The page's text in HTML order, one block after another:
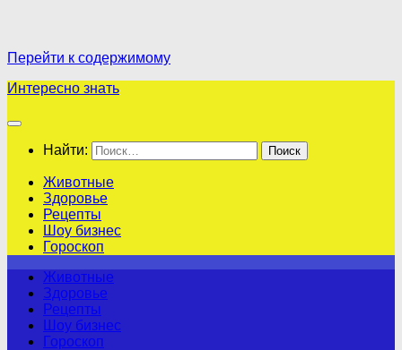
Перейти к содержимому
Интересно знать
Найти:
Животные
Здоровье
Рецепты
Шоу бизнес
Гороскоп
Животные
Здоровье
Рецепты
Шоу бизнес
Гороскоп